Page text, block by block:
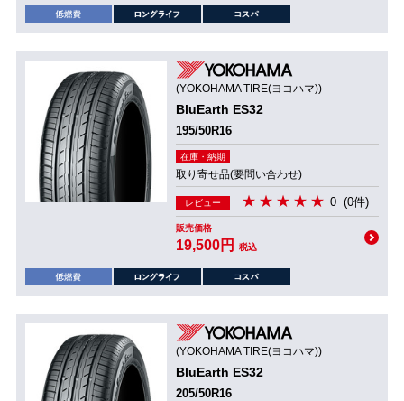
(YOKOHAMA TIRE(ヨコハマ))
BluEarth ES32
195/50R16
在庫・納期
取り寄せ品(要問い合わせ)
レビュー 0 (0件)
販売価格
19,500円 税込
(YOKOHAMA TIRE(ヨコハマ))
BluEarth ES32
205/50R16